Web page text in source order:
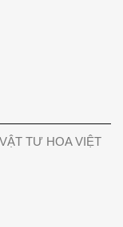
TƯ HOA VIỆT